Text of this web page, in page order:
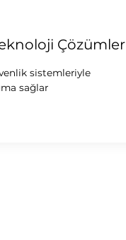
Çözümler
sistemleriyle
sağlar